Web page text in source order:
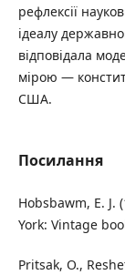
рефлексії
ідеалу
відповідала
мірою —
США.
Посилання
Hobsbawm, E. J.
York: Vintage
Pritsak, O.,